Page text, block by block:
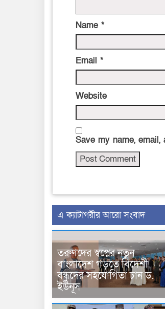
Name *
Email *
Website
Save my name,
এ ক্যাটাগরীর আরো সংবাদ
তরুণদের স্বপ্নের নতুন
বাংলাদেশ গড়তে বিদেশী
বন্ধুদের সহযোগিতা চান ড.
ইউনূস